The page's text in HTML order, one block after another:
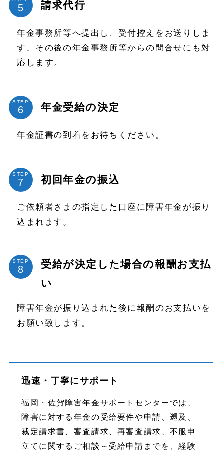
請求代行
年金事務所等へ提出し、受付控えをお送りしま
す。その後の年金事務所等からの問合せにも対
応します。
STEP 年金受給の決定
年金証書の到着をお待ちください。
STEP 初回年金の振込
ご依頼者さまの指定した口座に障害年金が振り
込まれます。
STEP
受給が決定した場合の報酬お支払
い
障害年金が振り込まれた後に報酬のお支払いを
お願い致します。
迅速・丁寧にサポート
福岡・佐賀障害年金サポートセンターでは、
障害に対する年金の受給要件や申請、遡及、
裁定請求書、審査請求、再審査請求、不服申
立てに関するご相談～受給申請までを、経験